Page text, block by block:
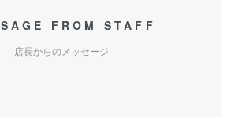
FROM STAFF
店長からのメッセージ